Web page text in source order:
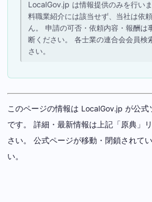
LocalGov.jp は情報提供のみを行い
料職業紹介には該当せず、当社は依
ん。 申請の可否・依頼内容・報酬は
断ください。 各士業の連合会会員検
さい。
このページの情報は LocalGov.jp が公
です。 詳細・最新情報は上記「原典」
さい。 公式ページが移動・閉鎖されて
い。